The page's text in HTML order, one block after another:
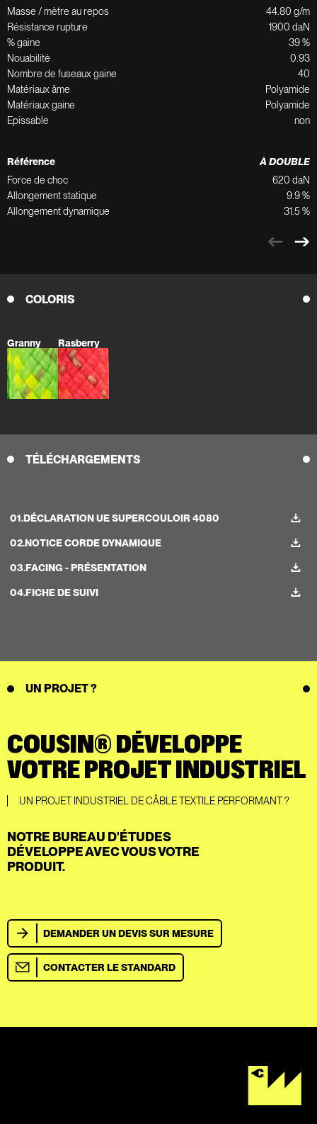
Masse / mètre au repos
44.80 g/m
Résistance rupture
1900 daN
% gaine
39 %
Nouabilité
0.93
Nombre de fuseaux gaine
40
Matériaux âme
Polyamide
Matériaux gaine
Polyamide
Epissable
non
Référence
Force de choc
Allongement statique
Allongement dynamique
À DOUBLE
620 daN
9.9 %
31.5 %
COLORIS
Granny Rasberry
TÉLÉCHARGEMENTS
01.DÉCLARATION UE SUPERCOULOIR 4080
02.NOTICE CORDE DYNAMIQUE
03.FACING - PRÉSENTATION
04.FICHE DE SUIVI
UN PROJET ?
COUSIN® DÉVELOPPE
VOTRE PROJET INDUSTRIEL
UN PROJET INDUSTRIEL DE CÂBLE TEXTILE PERFORMANT ?
NOTRE BUREAU D'ÉTUDES
DÉVELOPPE AVEC VOUS VOTRE
PRODUIT.
DEMANDER UN DEVIS SUR MESURE
CONTACTER LE STANDARD